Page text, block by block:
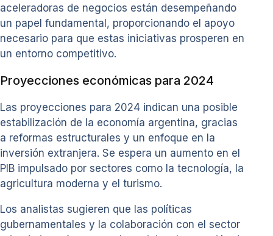
aceleradoras de negocios están desempeñando
un papel fundamental, proporcionando el apoyo
necesario para que estas iniciativas prosperen en
un entorno competitivo.
Proyecciones económicas para 2024
Las proyecciones para 2024 indican una posible
estabilización de la economía argentina, gracias
a reformas estructurales y un enfoque en la
inversión extranjera. Se espera un aumento en el
PIB impulsado por sectores como la tecnología, la
agricultura moderna y el turismo.
Los analistas sugieren que las políticas
gubernamentales y la colaboración con el sector